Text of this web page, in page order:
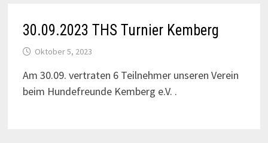
30.09.2023 THS Turnier Kemberg
Oktober 5, 2023
Am 30.09. vertraten 6 Teilnehmer unseren Verein
beim Hundefreunde Kemberg e.V. .